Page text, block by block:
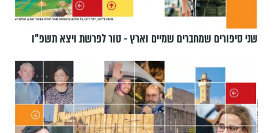
שני סיפורים שמחברים שמיים וארץ - טור לפרשת ויצא תשפ"ו